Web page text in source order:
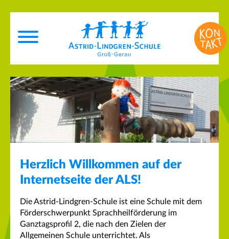
Herzlich Willkommen auf der
Internetseite der ALS!
Die Astrid-Lindgren-Schule ist eine Schule mit dem
Förderschwerpunkt Sprachheilförderung im
Ganztagsprofil 2, die nach den Zielen der
Allgemeinen Schule unterrichtet. Als